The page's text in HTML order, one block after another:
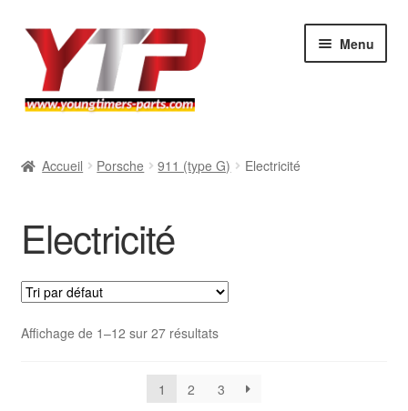
Aller
navigation
Aller
contenu
Menu
Mercedes
Porsche
Volkswagen
Accueil Porsche 911 (type G) Electricité
Electricité
Affichage de 1–12 sur 27 résultats
1 2 3